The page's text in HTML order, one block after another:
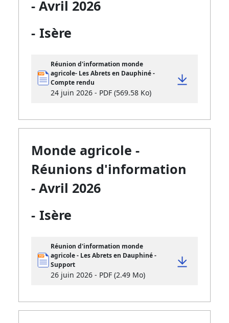
- Avril 2026
- Isère
Réunion d'information monde
agricole- Les Abrets en Dauphiné -
Compte rendu
24 juin 2026 - PDF (569.58 Ko)
Monde agricole -
Réunions d'information
- Avril 2026
- Isère
Réunion d'information monde
agricole - Les Abrets en Dauphiné -
Support
26 juin 2026 - PDF (2.49 Mo)